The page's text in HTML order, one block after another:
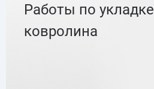
Работы по укладке
ковролина